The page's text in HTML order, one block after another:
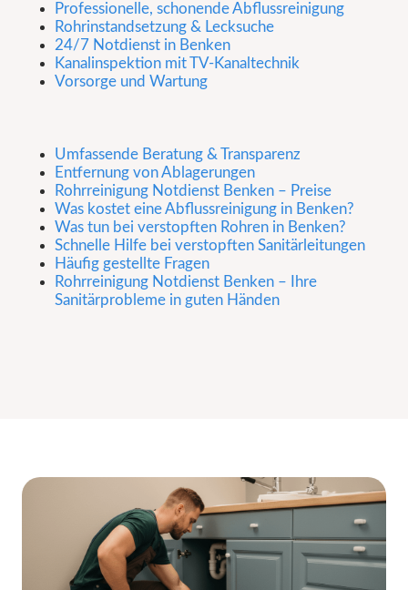
Professionelle, schonende Abflussreinigung
Rohrinstandsetzung & Lecksuche
24/7 Notdienst in Benken
Kanalinspektion mit TV-Kanaltechnik
Vorsorge und Wartung
Umfassende Beratung & Transparenz
Entfernung von Ablagerungen
Rohrreinigung Notdienst Benken – Preise
Was kostet eine Abflussreinigung in Benken?
Was tun bei verstopften Rohren in Benken?
Schnelle Hilfe bei verstopften Sanitärleitungen
Häufig gestellte Fragen
Rohrreinigung Notdienst Benken – Ihre
Sanitärprobleme in guten Händen